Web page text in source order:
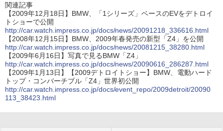
関連記事
【2009年12月18日】BMW、「1シリーズ」ベースのEVをデトロイ
トショーで公開
http://car.watch.impress.co.jp/docs/news/20091218_336616.html
【2008年12月15日】BMW、2009年春発売の新型「Z4」を公開
http://car.watch.impress.co.jp/docs/news/20081215_38280.html
【2009年6月16日】写真で見るBMW「Z4」
http://car.watch.impress.co.jp/docs/news/20090616_286287.html
【2009年1月13日】【2009デトロイトショー】BMW、電動ハード
トップ・コンバーチブル「Z4」世界初公開
http://car.watch.impress.co.jp/docs/event_repo/2009detroit/20090
113_38423.html